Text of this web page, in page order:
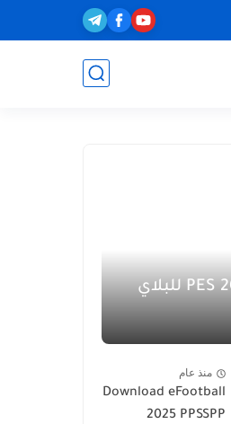
تحميل لعبة PES 2021 للبلاي
منذ عام
Download eFootball
2025 PPSSPP